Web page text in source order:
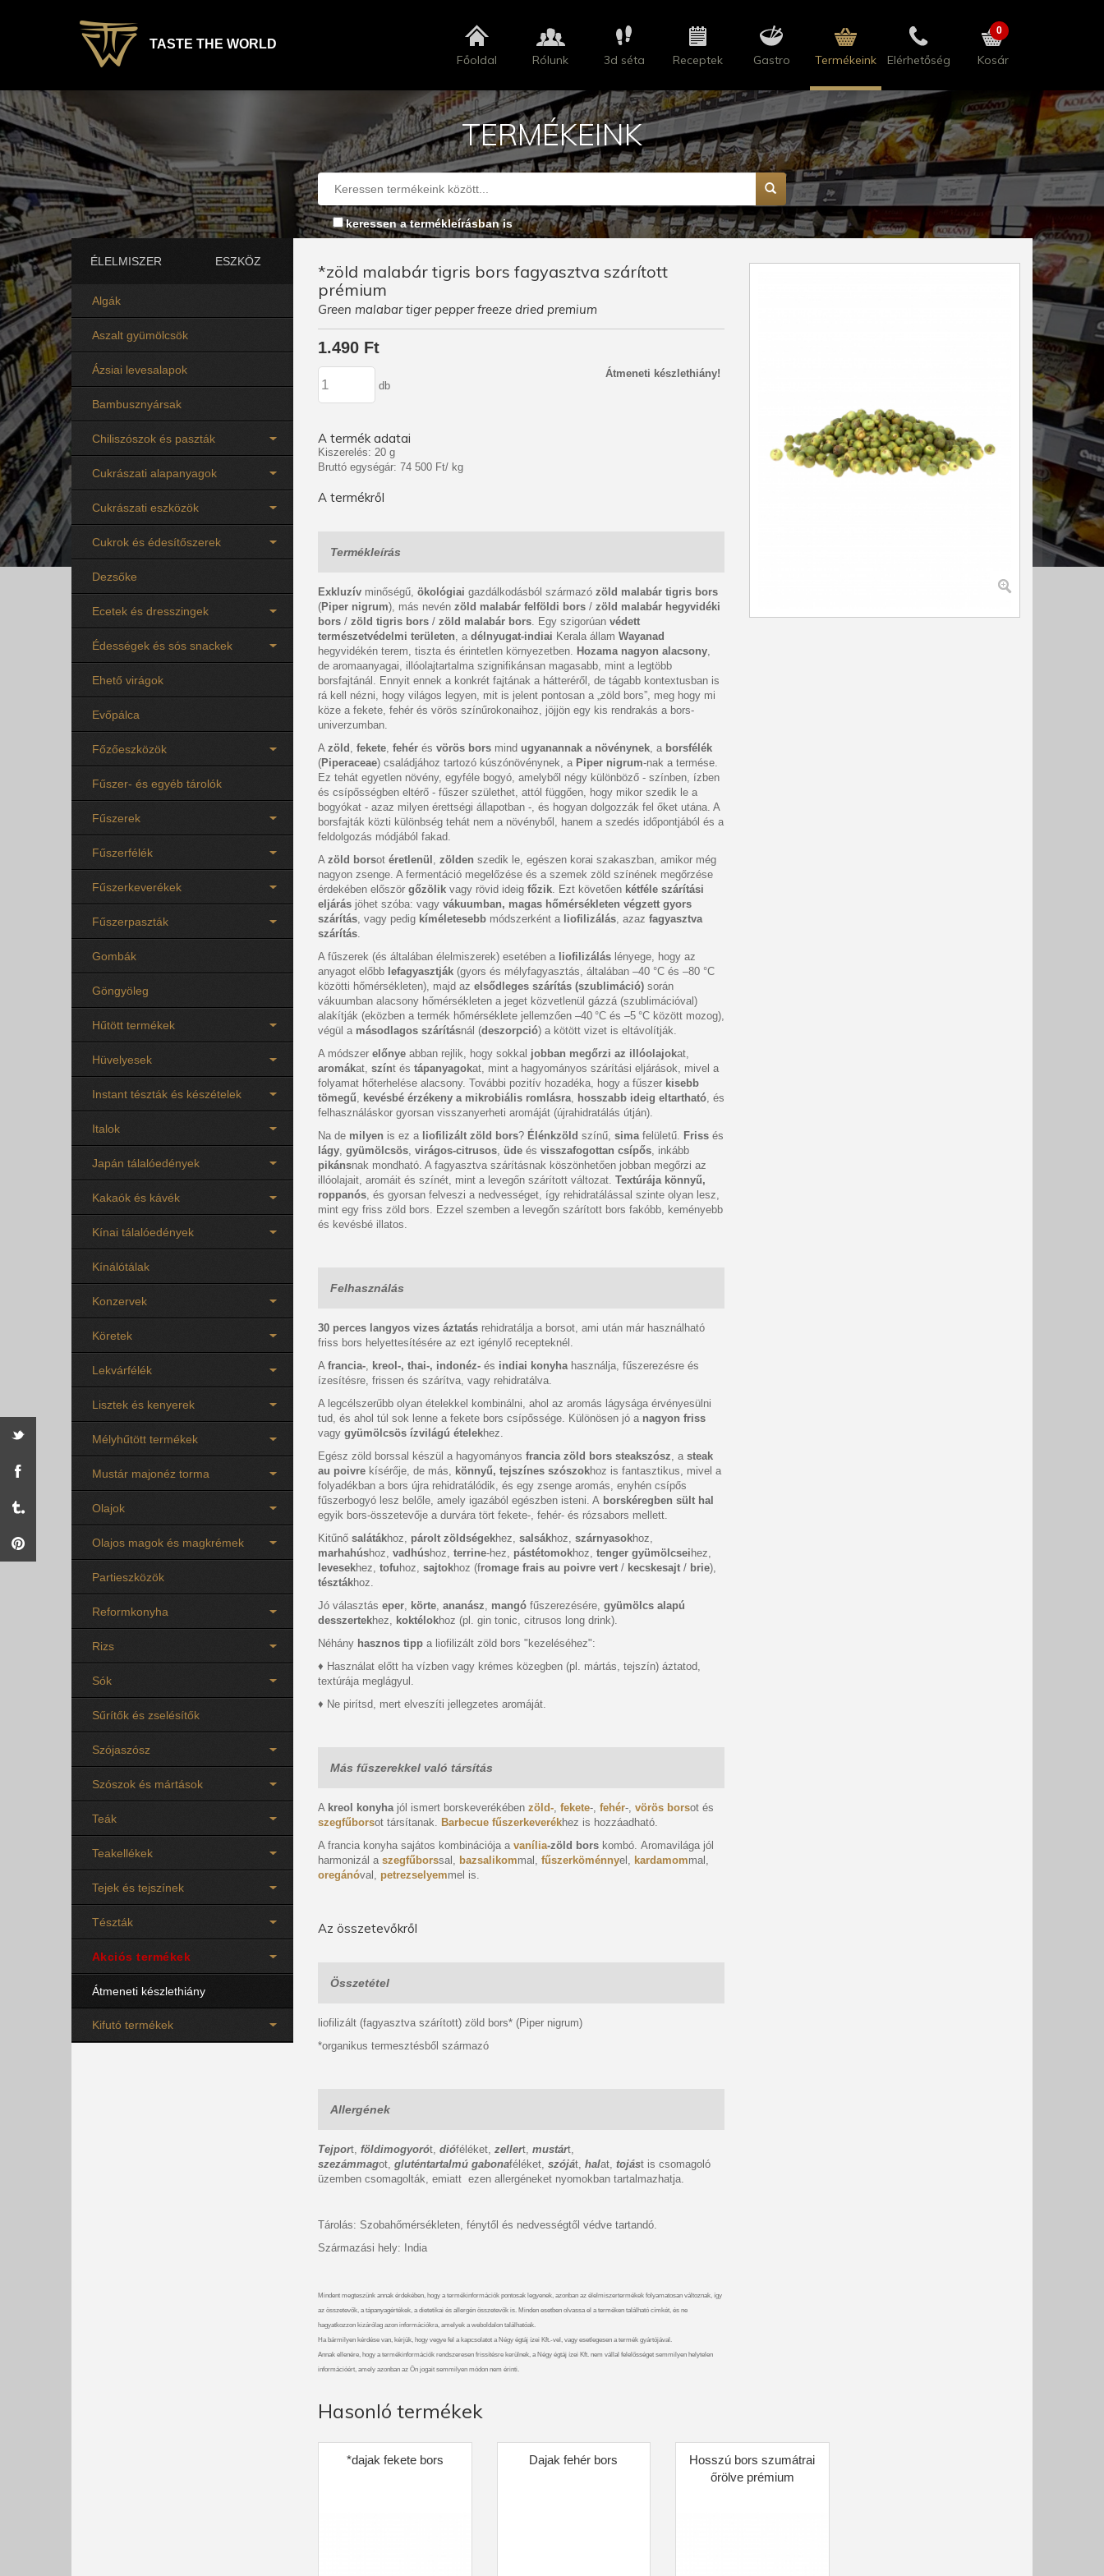
TASTE THE WORLD
Főoldal Rólunk 3d séta Receptek Gastro Termékeink Elérhetőség Kosár
0
TERMÉKEINK
keressen a termékleírásban is
ÉLELMISZER ESZKÖZ
Algák
Aszalt gyümölcsök
Ázsiai levesalapok
Bambusznyársak
Chiliszószok és paszták
Cukrászati alapanyagok
Cukrászati eszközök
Cukrok és édesítőszerek
Dezsőke
Ecetek és dresszingek
Édességek és sós snackek
Ehető virágok
Evőpálca
Főzőeszközök
Fűszer- és egyéb tárolók
Fűszerek
Fűszerfélék
Fűszerkeverékek
Fűszerpaszták
Gombák
Göngyöleg
Hűtött termékek
Hüvelyesek
Instant tészták és készételek
Italok
Japán tálalóedények
Kakaók és kávék
Kínai tálalóedények
Kínálótálak
Konzervek
Köretek
Lekvárfélék
Lisztek és kenyerek
Mélyhűtött termékek
Mustár majonéz torma
Olajok
Olajos magok és magkrémek
Partieszközök
Reformkonyha
Rizs
Sók
Sűrítők és zselésítők
Szójaszósz
Szószok és mártások
Teák
Teakellékek
Tejek és tejszínek
Tészták
Akciós termékek
Átmeneti készlethiány
Kifutó termékek
*zöld malabár tigris bors fagyasztva szárított
prémium
Green malabar tiger pepper freeze dried premium
1.490 Ft
db
Átmeneti készlethiány!
A termék adatai
Kiszerelés: 20 g
Bruttó egységár: 74 500 Ft/ kg
A termékről
Termékleírás
Exkluzív minőségű, ökológiai gazdálkodásból származó zöld malabár tigris bors
(Piper nigrum), más nevén zöld malabár felföldi bors / zöld malabár hegyvidéki
bors / zöld tigris bors / zöld malabár bors. Egy szigorúan védett
természetvédelmi területen, a délnyugat-indiai Kerala állam Wayanad
hegyvidékén terem, tiszta és érintetlen környezetben. Hozama nagyon alacsony,
de aromaanyagai, illóolajtartalma szignifikánsan magasabb, mint a legtöbb
borsfajtánál. Ennyit ennek a konkrét fajtának a hátteréről, de tágabb kontextusban is
rá kell nézni, hogy világos legyen, mit is jelent pontosan a „zöld bors”, meg hogy mi
köze a fekete, fehér és vörös színűrokonaihoz, jöjjön egy kis rendrakás a bors-
univerzumban.
A zöld , fekete, fehér és vörös bors mind ugyanannak a növénynek, a borsfélék
(Piperaceae) családjához tartozó kúszónövénynek, a Piper nigrum-nak a termése.
Ez tehát egyetlen növény, egyféle bogyó, amelyből négy különböző - színben, ízben
és csípősségben eltérő - fűszer születhet, attól függően, hogy mikor szedik le a
bogyókat - azaz milyen érettségi állapotban -, és hogyan dolgozzák fel őket utána. A
borsfajták közti különbség tehát nem a növényből, hanem a szedés időpontjából és a
feldolgozás módjából fakad.
A zöld borsot éretlenül , zölden szedik le, egészen korai szakaszban, amikor még
nagyon zsenge. A fermentáció megelőzése és a szemek zöld színének megőrzése
érdekében először gőzölik vagy rövid ideig főzik. Ezt követően kétféle szárítási
eljárás jöhet szóba: vagy vákuumban, magas hőmérsékleten végzett gyors
szárítás, vagy pedig kíméletesebb módszerként a liofilizálás, azaz fagyasztva
szárítás.
A fűszerek (és általában élelmiszerek) esetében a liofilizálás lényege, hogy az
anyagot előbb lefagyasztják (gyors és mélyfagyasztás, általában –40 °C és –80 °C
közötti hőmérsékleten), majd az elsődleges szárítás (szublimáció) során
vákuumban alacsony hőmérsékleten a jeget közvetlenül gázzá (szublimációval)
alakítják (eközben a termék hőmérséklete jellemzően –40 °C és –5 °C között mozog),
végül a másodlagos szárításnál (deszorpció) a kötött vizet is eltávolítják.
A módszer előnye abban rejlik, hogy sokkal jobban megőrzi az illóolajokat,
aromákat, színt és tápanyagokat, mint a hagyományos szárítási eljárások, mivel a
folyamat hőterhelése alacsony. További pozitív hozadéka, hogy a fűszer kisebb
tömegű, kevésbé érzékeny a mikrobiális romlásra, hosszabb ideig eltartható, és
felhasználáskor gyorsan visszanyerheti aromáját (újrahidratálás útján).
Na de milyen is ez aliofilizált zöld bors? Élénkzöld színű, sima felületű. Friss és
lágy, gyümölcsös, virágos-citrusos, üde és visszafogottan csípős, inkább
pikánsnak mondható. A fagyasztva szárításnak köszönhetően jobban megőrzi az
illóolajait, aromáit és színét, mint a levegőn szárított változat. Textúrája könnyű,
roppanós, és gyorsan felveszi a nedvességet, így rehidratálással szinte olyan lesz,
mint egy friss zöld bors. Ezzel szemben a levegőn szárított bors fakóbb, keményebb
és kevésbé illatos.
Felhasználás
30 perces langyos vizes áztatás rehidratálja a borsot, ami után már használható
friss bors helyettesítésére az ezt igénylő recepteknél.
A francia-, kreol-, thai-, indonéz- és indiai konyha használja, fűszerezésre és
ízesítésre, frissen és szárítva, vagy rehidratálva.
A legcélszerűbb olyan ételekkel kombinálni, ahol az aromás lágysága érvényesülni
tud, és ahol túl sok lenne a fekete bors csípőssége. Különösen jó a nagyon friss
vagy gyümölcsös ízvilágú ételekhez.
Egész zöld borssal készül a hagyományos francia zöld bors steakszósz, a steak
au poivre kísérője, de más, könnyű, tejszínes szószokhoz is fantasztikus, mivel a
folyadékban a bors újra rehidratálódik, és egy zsenge aromás, enyhén csípős
fűszerbogyó lesz belőle, amely igazából egészben isteni. A borskéregben sült hal
egyik bors-összetevője a durvára tört fekete-, fehér- és rózsabors mellett.
Kitűnő salátákhoz, párolt zöldségekhez, salsákhoz, szárnyasokhoz,
marhahúshoz, vadhúshoz, terrine-hez, pástétomokhoz, tenger gyümölcsei hez,
levesekhez, tofu hoz, sajtokhoz (fromage frais au poivre vert / kecskesajt / brie),
tésztákhoz.
Jó választás eper, körte, ananász, mangó fűszerezésére, gyümölcs alapú
desszertekhez, koktélokhoz (pl. gin tonic, citrusos long drink).
Néhány hasznos tipp a liofilizált zöld bors "kezeléséhez":
♦ Használat előtt ha vízben vagy krémes közegben (pl. mártás, tejszín) áztatod,
textúrája meglágyul.
♦ Ne pirítsd, mert elveszíti jellegzetes aromáját.
Más fűszerekkel való társítás
A kreol konyha jól ismert borskeverékében zöld-, fekete-, fehér-, vörös borsot és
szegfűborsot társítanak. Barbecue fűszerkeverékhez is hozzáadható.
A francia konyha sajátos kombinációja a vanília-zöld bors kombó. Aromavilága jól
harmonizál a szegfűborssal, bazsalikommal, fűszerköménnyel, kardamommal,
oregánóval, petrezselyemmel is.
Az összetevőkről
Összetétel
liofilizált (fagyasztva szárított) zöld bors* (Piper nigrum)
*organikus termesztésből származó
Allergének
Tejport, földimogyorót, dióféléket, zellert, mustárt,
szezámmagot, gluténtartalmú gabonaféléket, szóját, halat, tojást is csomagoló
üzemben csomagolták, emiatt ezen allergéneket nyomokban tartalmazhatja.
Tárolás: Szobahőmérsékleten, fénytől és nedvességtől védve tartandó.
Származási hely: India
Mindent megteszünk annak érdekében, hogy a termékinformációk pontosak legyenek, azonban az élelmiszertermékek folyamatosan változnak, így
az összetevők, a tápanyagértékek, a dietetikai és allergén összetevők is. Minden esetben olvassa el a terméken található címkét, és ne
hagyatkozzon kizárólag azon információkra, amelyek a weboldalon találhatóak.
Ha bármilyen kérdése van, kérjük, hogy vegye fel a kapcsolatot a Négy égtáj ízei Kft.-vel, vagy esetlegesen a termék gyártójával.
Annak ellenére, hogy a termékinformációk rendszeresen frissítésre kerülnek, a Négy égtáj ízei Kft. nem vállal felelősséget semmilyen helytelen
információért, amely azonban az Ön jogait semmilyen módon nem érinti.
Hasonló termékek
*dajak fekete bors Dajak fehér bors
Hosszú bors szumátrai
őrölve prémium